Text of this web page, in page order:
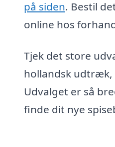
på siden. Bestil
online hos
Tjek det store
hollandsk udtræk,
Udvalget er så
finde dit nye